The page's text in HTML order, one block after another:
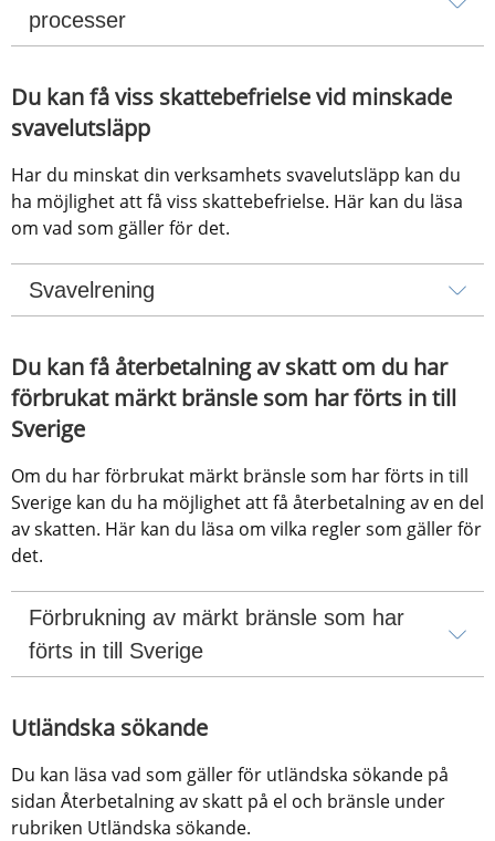
processer
Du kan få viss skattebefrielse vid minskade
svavelutsläpp
Har du minskat din verksamhets svavelutsläpp kan du
ha möjlighet att få viss skattebefrielse. Här kan du läsa
om vad som gäller för det.
Svavelrening
Du kan få återbetalning av skatt om du har
förbrukat märkt bränsle som har förts in till
Sverige
Om du har förbrukat märkt bränsle som har förts in till
Sverige kan du ha möjlighet att få återbetalning av en del
av skatten. Här kan du läsa om vilka regler som gäller för
det.
Förbrukning av märkt bränsle som har
förts in till Sverige
Utländska sökande
Du kan läsa vad som gäller för utländska sökande på
sidan Återbetalning av skatt på el och bränsle under
rubriken Utländska sökande.